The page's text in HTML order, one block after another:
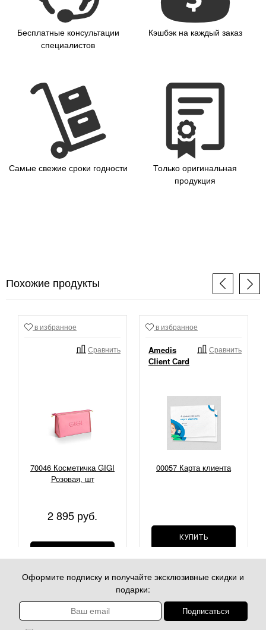
Бесплатные консультации
специалистов
Кэшбэк на каждый заказ
Самые свежие сроки годности
Только оригинальная
продукция
Похожие продукты
в избранное
Сравнить
70046 Косметичка GIGI
Розовая, шт
2 895 руб.
в избранное
Сравнить
Amedis
Сlient Сard
00057 Карта клиента
КУПИТЬ
Оформите подписку и получайте эксклюзивные скидки и
подарки: